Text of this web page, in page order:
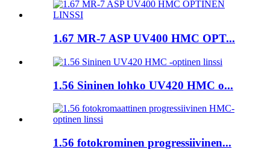
1.67 MR-7 ASP UV400 HMC OPT...
1.56 Sininen lohko UV420 HMC o...
1.56 fotokrominen progressiivinen...